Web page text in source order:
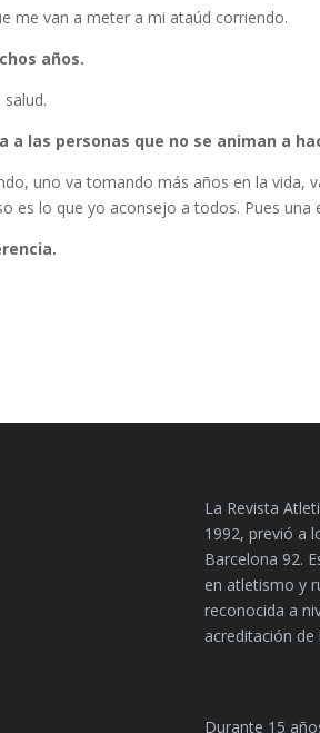
me van a meter a mi ataúd corriendo.
años.
a las personas que no se animan a
uno va tomando más años en la vida,
es lo que yo aconsejo a todos. Pues una
La Revista
1992, previó a
Barcelona 92.
en atletismo y
reconocida a
acreditación de
Durante 15